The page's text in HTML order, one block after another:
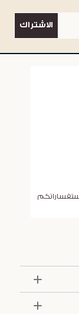
الاشتراك